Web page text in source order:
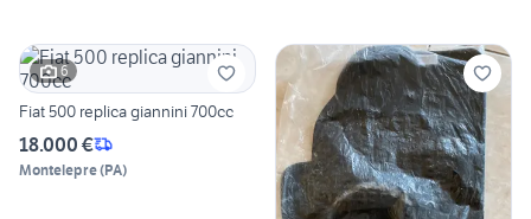
6
Fiat 500 replica giannini 700cc
18.000 €
Montelepre(PA)